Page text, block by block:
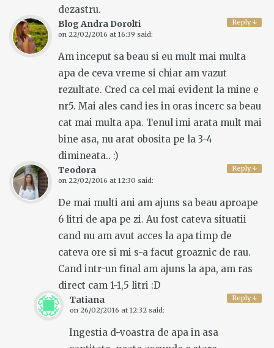
dezastru.
Reply↓
Blog Andra Dorolti
on 22/02/2016 at 16:39 said:
Am inceput sa beau si eu mult mai multa
apa de ceva vreme si chiar am vazut
rezultate. Cred ca cel mai evident la mine e
nr5. Mai ales cand ies in oras incerc sa beau
cat mai multa apa. Tenul imi arata mult mai
bine asa, nu arat obosita pe la 3-4
dimineata.. :)
Reply↓
Teodora
on 22/02/2016 at 12:30 said:
De mai multi ani am ajuns sa beau aproape
6 litri de apa pe zi. Au fost cateva situatii
cand nu am avut acces la apa timp de
cateva ore si mi s-a facut groaznic de rau.
Cand intr-un final am ajuns la apa, am ras
direct cam 1-1,5 litri :D
Reply↓
Tatiana
on 26/02/2016 at 12:32 said:
Ingestia d-voastra de apa in asa